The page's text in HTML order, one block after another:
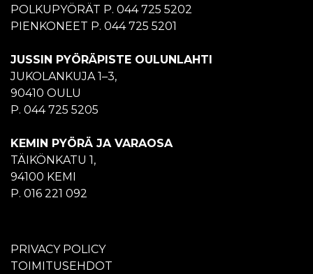
POLKUPYÖRÄT P. 044 725 5202
PIENKONEET P. 044 725 5201
JUSSIN PYÖRÄPISTE OULUNLAHTI
JUKOLANKUJA 1–3,
90410 OULU
P. 044 725 5205
KEMIN PYÖRÄ JA VARAOSA
TÄIKÖNKATU 1,
94100 KEMI
P. 016 221 092
PRIVACY POLICY
TOIMITUSEHDOT